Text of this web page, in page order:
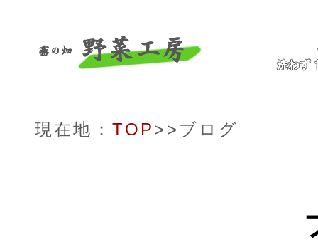
現在地： TOP>>ブログ